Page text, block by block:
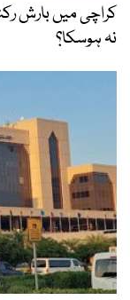
کراچی میں بارش
نہ ہوسکا؟